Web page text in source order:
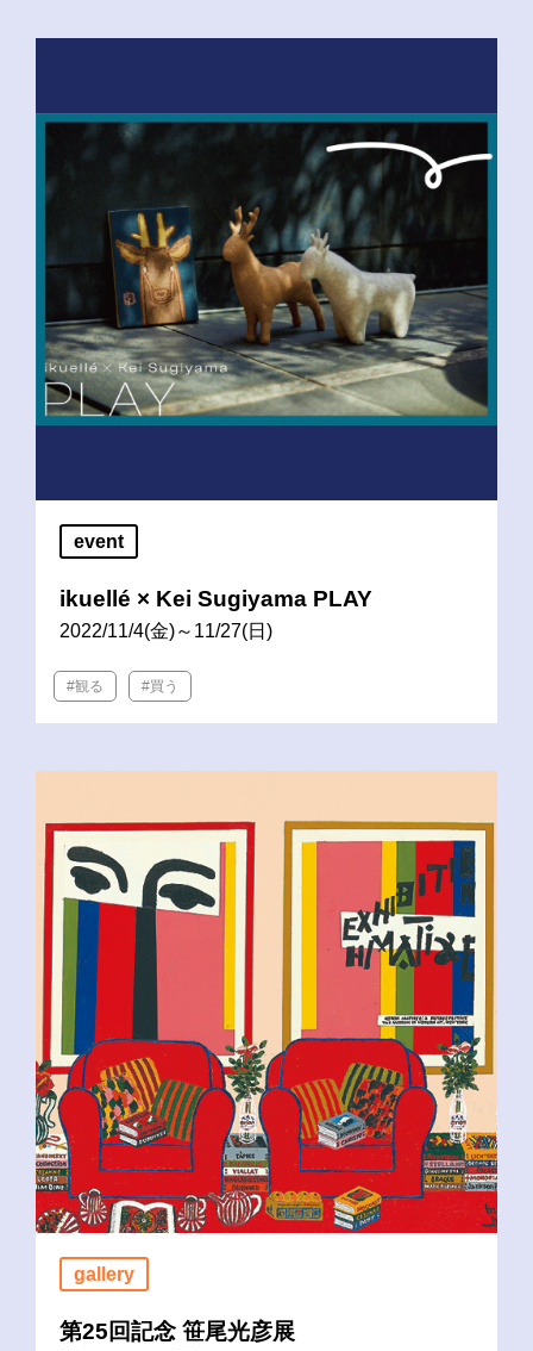
event
ikuellé × Kei Sugiyama PLAY
2022/11/4(金)～11/27(日)
#観る #買う
gallery
第25回記念 笹尾光彦展